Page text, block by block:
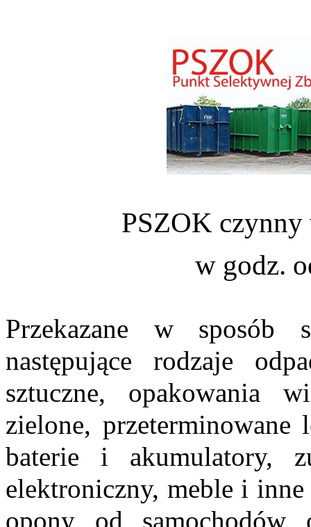
PSZOK czynny
w godz.
Przekazane w sposób
następujące rodzaje
sztuczne, opakowania
zielone,
baterie i
elektroniczny, meble i
opony od samochodów